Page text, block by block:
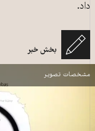
داد.
بخش خبر
نمایش
مشخصات تصویر
تنگه هرمز ـ عکس از خبرگزاری فرانسه